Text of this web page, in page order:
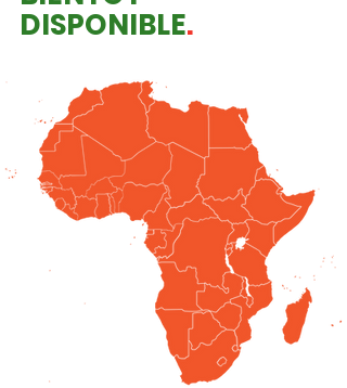
DISPONIBLE.